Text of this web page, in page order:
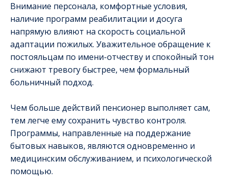
Внимание персонала, комфортные условия,
наличие программ реабилитации и досуга
напрямую влияют на скорость социальной
адаптации пожилых. Уважительное обращение к
постояльцам по имени-отчеству и спокойный тон
снижают тревогу быстрее, чем формальный
больничный подход.
Чем больше действий пенсионер выполняет сам,
тем легче ему сохранить чувство контроля.
Программы, направленные на поддержание
бытовых навыков, являются одновременно и
медицинским обслуживанием, и психологической
помощью.